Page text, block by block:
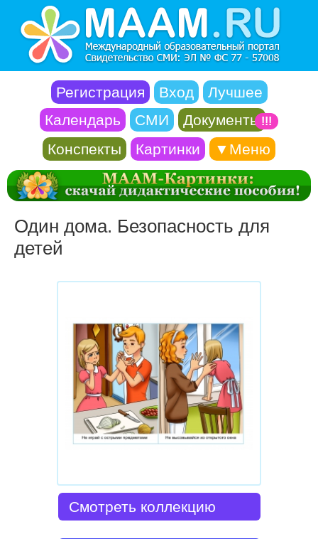
Регистрация Вход
Лучшее
Календарь
СМИ Документы !!!
Конспекты Картинки ▼Меню
Один дома. Безопасность для
детей
Смотреть коллекцию